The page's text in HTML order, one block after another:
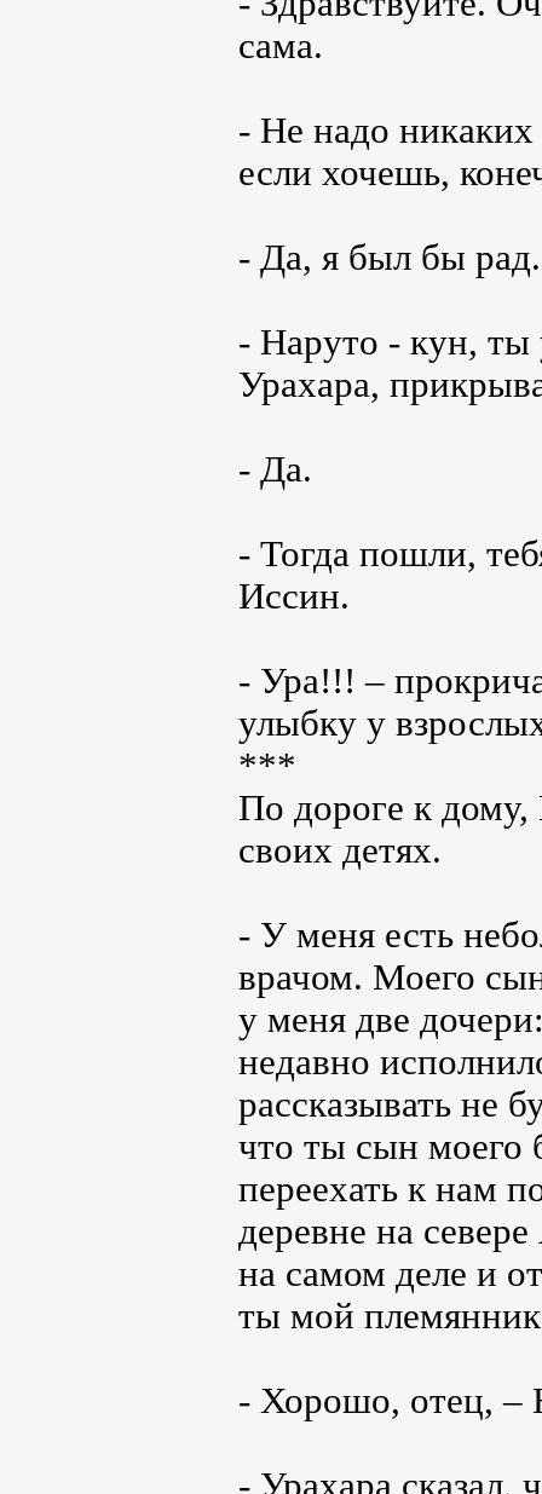
сама.
- Не надо
если хочешь,
- Да, я был бы рад.
- Наруто - кун, ты
Урахара,
- Да.
- Тогда пошли,
Иссин.
- Ура!!! –
улыбку у
***
По дороге к дому,
своих детях.
- У меня есть
врачом. Моего
у меня две
недавно
рассказывать не
что ты сын моего
переехать к нам
деревне на
на самом деле и
ты мой
- Хорошо, отец, –
- Урахара сказал,